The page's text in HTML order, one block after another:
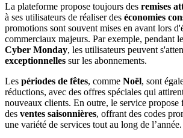
La plateforme propose toujours des remises
à ses utilisateurs de réaliser des économies
promotions sont souvent mises en avant lors
commerciaux majeurs. Par exemple, pendant le
Cyber Monday, les utilisateurs peuvent
exceptionnelles sur les abonnements.
Les périodes de fêtes, comme Noël, sont
réductions, avec des offres spéciales qui
nouveaux clients. En outre, le service propose
des ventes saisonnières, offrant des codes
une variété de services tout au long de l’année.